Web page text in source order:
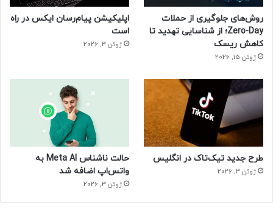
جمهوری اسلامی را داریم.
حتما بخوانید :نیم‌نگاه انویدیا و کوالکام به سامسونگ برای
سفارش تولید تراشه‌های ۲ نانومتری به‌جای TSMC
روش‌های جلوگیری از حملات
Zero-Day؛ از شناسایی تهدید تا
کاهش ریسک
ژوئن 15, 2026
اپلیکیشن پیام‌رسان ایکس در راه
است
ژوئن 3, 2026
طرح جدید تیک‌تاک در انگلیس
ژوئن 3, 2026
حالت ناشناس Meta AI به
واتس‌اپ اضافه شد
ژوئن 3, 2026